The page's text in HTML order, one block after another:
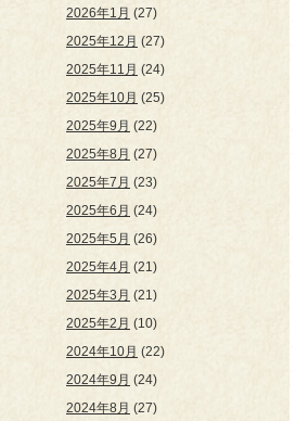
2026年1月 (27)
2025年12月 (27)
2025年11月 (24)
2025年10月 (25)
2025年9月 (22)
2025年8月 (27)
2025年7月 (23)
2025年6月 (24)
2025年5月 (26)
2025年4月 (21)
2025年3月 (21)
2025年2月 (10)
2024年10月 (22)
2024年9月 (24)
2024年8月 (27)